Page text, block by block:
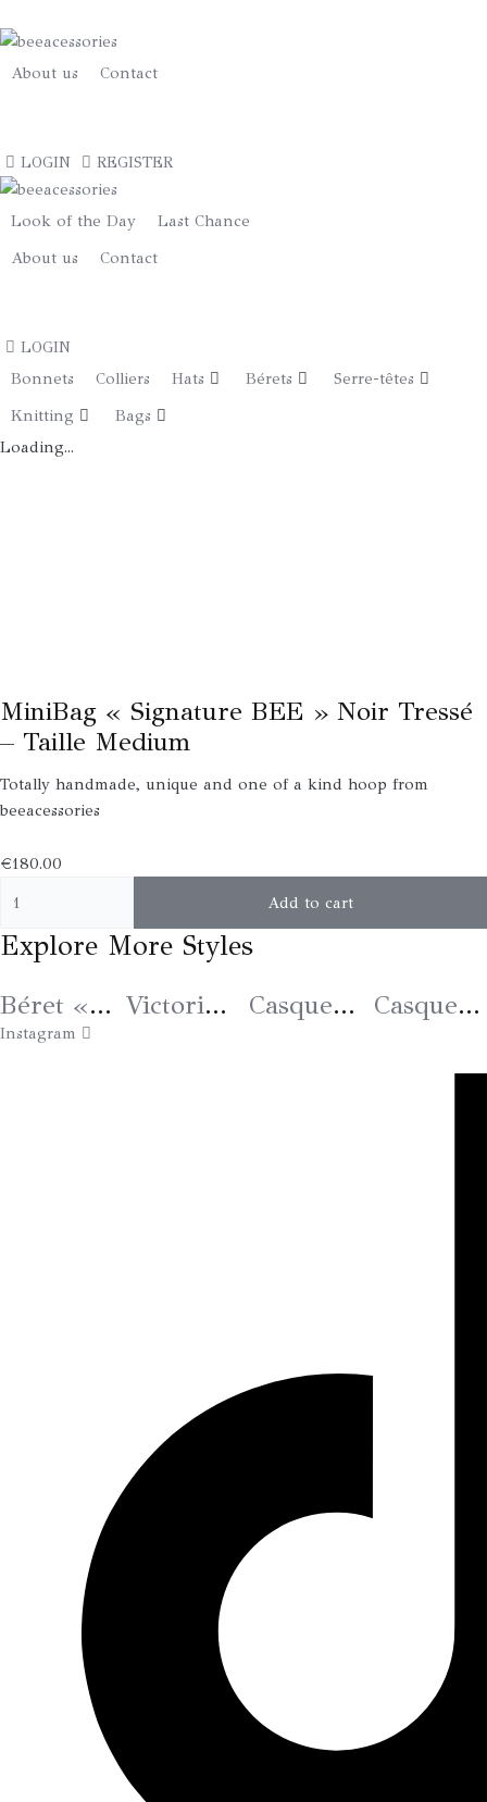
About us Contact
LOGIN
REGISTER
Look of the Day
Last Chance
About us
Contact
LOGIN
Bonnets
Colliers Hats Bérets
Serre-têtes
Knitting
Bags
Loading...
MiniBag « Signature BEE » Noir Tressé
– Taille Medium
Totally handmade, unique and one of a kind hoop from
beeacessories
€180.00
«
Signature
Tressé
-
Taille
Add to cart
Explore More Styles
Béret « Signature » Coloris 52 Victoria « Signature BEE » Beige Casquette « Le Henry » Blanc Cassé Casquette «à la russe» Blanc cassé
Instagram